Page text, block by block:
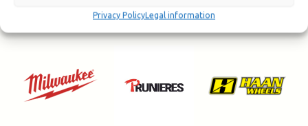
Privacy PolicyLegal information